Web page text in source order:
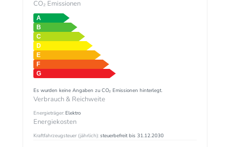
CO₂ Emissionen
Es wurden keine Angaben zu CO₂ Emissionen hinterlegt.
Verbrauch & Reichweite
Energieträger:Elektro
Energiekosten
Kraftfahrzeugsteuer (jährlich):steuerbefreit bis 31.12.2030